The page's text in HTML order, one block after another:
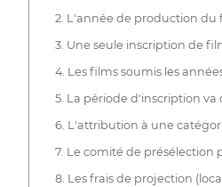
2. L'année de production du
3. Une seule inscription de
4. Les films soumis les
5. La période d'inscription va
6. L'attribution à une
7. Le comité de présélection
8. Les frais de projection